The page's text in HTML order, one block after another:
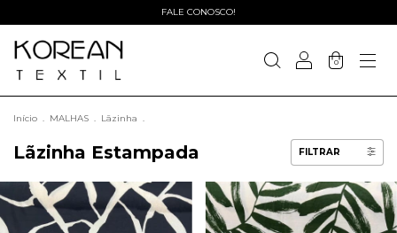
FALE CONOSCO!
0
Início . MALHAS . Lãzinha .
Lãzinha Estampada FILTRAR